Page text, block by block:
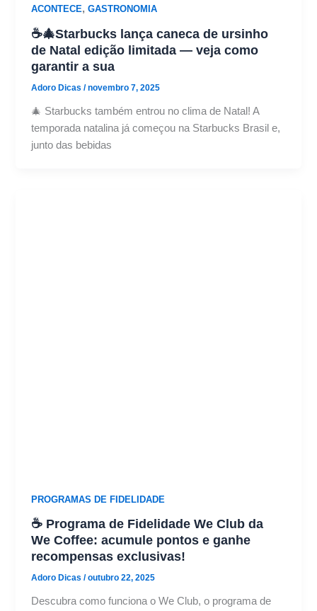
ACONTECE,GASTRONOMIA
☕🎄Starbucks lança caneca de ursinho
de Natal edição limitada — veja como
garantir a sua
Adoro Dicas/novembro 7, 2025
🎄 Starbucks também entrou no clima de Natal! A
temporada natalina já começou na Starbucks Brasil e,
junto das bebidas
PROGRAMAS DE FIDELIDADE
☕ Programa de Fidelidade We Club da
We Coffee: acumule pontos e ganhe
recompensas exclusivas!
Adoro Dicas/outubro 22, 2025
Descubra como funciona o We Club, o programa de